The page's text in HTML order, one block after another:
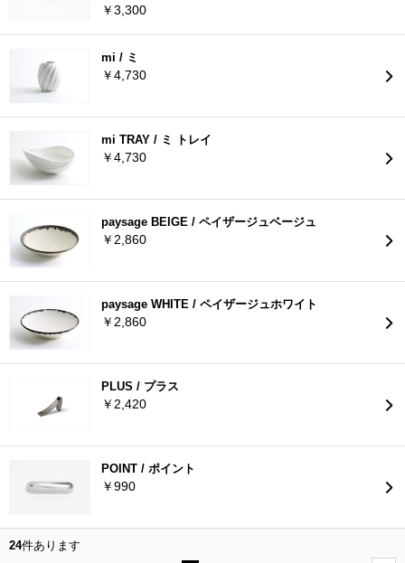
￥3,300
mi / ミ
￥4,730
mi TRAY / ミ トレイ
￥4,730
paysage BEIGE / ペイザージュベージュ
￥2,860
paysage WHITE / ペイザージュホワイト
￥2,860
PLUS / プラス
￥2,420
POINT / ポイント
￥990
24件あります